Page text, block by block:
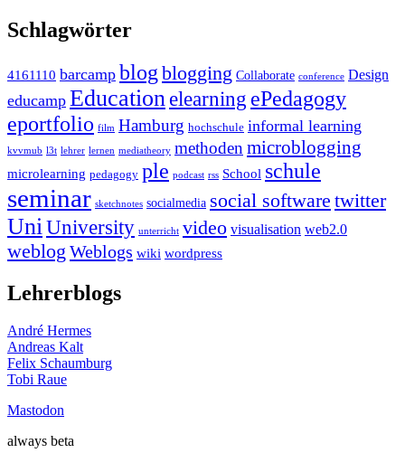
Schlagwörter
4161110 barcamp blog blogging Collaborate conference Design
educamp Education elearning ePedagogy
eportfolio film Hamburg hochschule informal learning
kvvmub l3t lehrer lernen mediatheory methoden microblogging
microlearning pedagogy ple podcast rss School schule
seminar sketchnotes socialmedia social software twitter
Uni University unterricht video visualisation web2.0
weblog Weblogs wiki wordpress
Lehrerblogs
André Hermes
Andreas Kalt
Felix Schaumburg
Tobi Raue
Mastodon
always beta